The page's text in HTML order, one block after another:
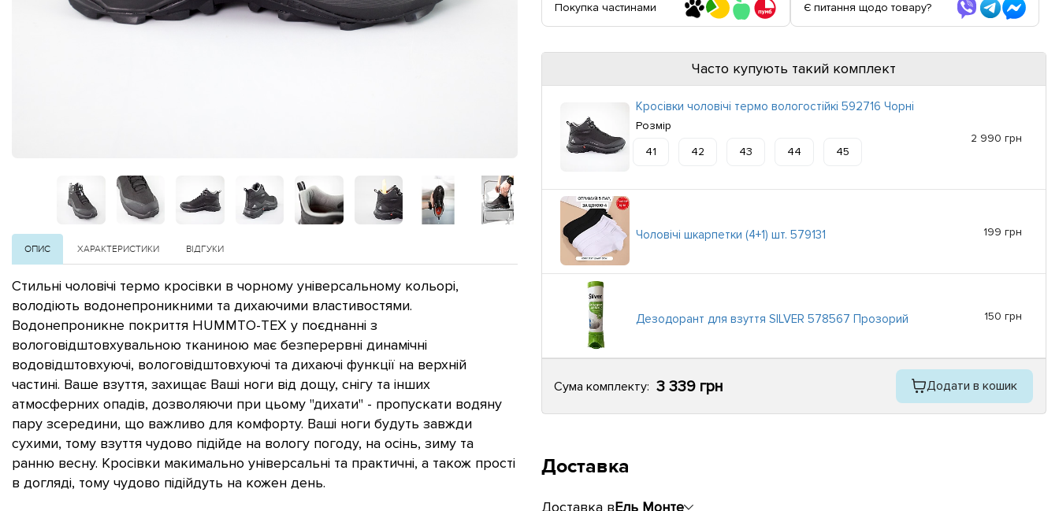
Покупка частинами Є питання щодо товару?
Часто купують такий комплект
Кросівки чоловічі термо вологостійкі 592716 Чорні
Розмір
41
42 43 44 45
2 990 грн
Чоловічі шкарпетки (4+1) шт. 579131 199 грн
Дезодорант для взуття SILVER 578567 Прозорий 150 грн
Сума комплекту: 3 339 грн Додати в кошик
Доставка
Доставка вЕль Монте
ОПИС ХАРАКТЕРИСТИКИ ВІДГУКИ
Стильні чоловічі термо кросівки в чорному універсальному кольорі,
володіють водонепроникними та дихаючими властивостями.
Водонепроникне покриття HUMMTO-TEX у поєднанні з
вологовідштовхувальною тканиною має безперервні динамічні
водовідштовхуючі, вологовідштовхуючі та дихаючі функції на верхній
частині. Ваше взуття, захищає Ваші ноги від дощу, снігу та інших
атмосферних опадів, дозволяючи при цьому "дихати" - пропускати водяну
пару зсередини, що важливо для комфорту. Ваші ноги будуть завжди
сухими, тому взуття чудово підійде на вологу погоду, на осінь, зиму та
ранню весну. Кросівки макимально універсальні та практичні, а також прості
в догляді, тому чудово підійдуть на кожен день.